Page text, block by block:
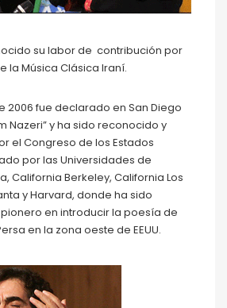
su labor de contribución por
la Música Clásica Iraní.
2006 fue declarado en San Diego
Nazeri” y ha sido reconocido y
el Congreso de los Estados
por las Universidades de
California Berkeley, California Los
y Harvard, donde ha sido
en introducir la poesía de
en la zona oeste de EEUU.